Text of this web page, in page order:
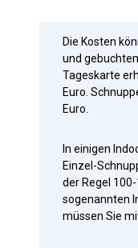
Die Kosten
und
Tageskarte
Euro.
Euro.
In einigen
Einzel-
der Regel
sogenannten
müssen Sie